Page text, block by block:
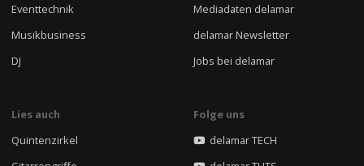
Eventtechnik
Musikbusiness
DJ
Mediadaten delamar
delamar Newsletter
Jobs bei delamar
Lies auch
Quintenzirkel
Folge uns
delamar TECH